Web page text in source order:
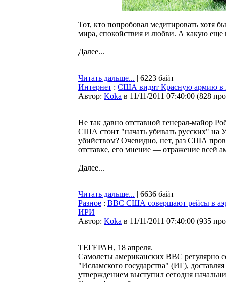
Тот, кто попробовал медитировать хотя
мира, спокойствия и любви. А какую еще
Далее...
Читать дальше... | 6223 байт
Интернет : США видят Красную армию в
Автор: Koka в 11/11/2011 07:40:00 (828
Не так давно отставной генерал-майор
США стоит "начать убивать русских" на
убийством? Очевидно, нет, раз США
отставке, его мнение — отражение всей
Далее...
Читать дальше... | 6636 байт
Разное : ВВС США совершают рейсы в
ИРИ
Автор: Koka в 11/11/2011 07:40:00 (935
ТЕГЕРАН, 18 апреля.
Самолеты американских ВВС регулярно
"Исламского государства" (ИГ),
утверждением выступил сегодня